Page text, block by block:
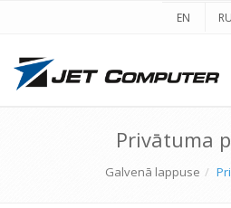
EN RU
Privātuma
Galvenā lappuse